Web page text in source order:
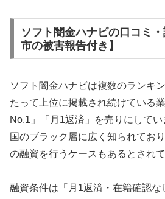
ソフト闇金ハナビの口コミ
市の被害報告付き】
ソフト闇金ハナビは複数のランキ
たって上位に掲載され続けている
No.1」「月1返済」を売りにして
国のブラック層に広く知られてお
の融資を行うケースもあるとされて
融資条件は「月1返済・在籍確認な